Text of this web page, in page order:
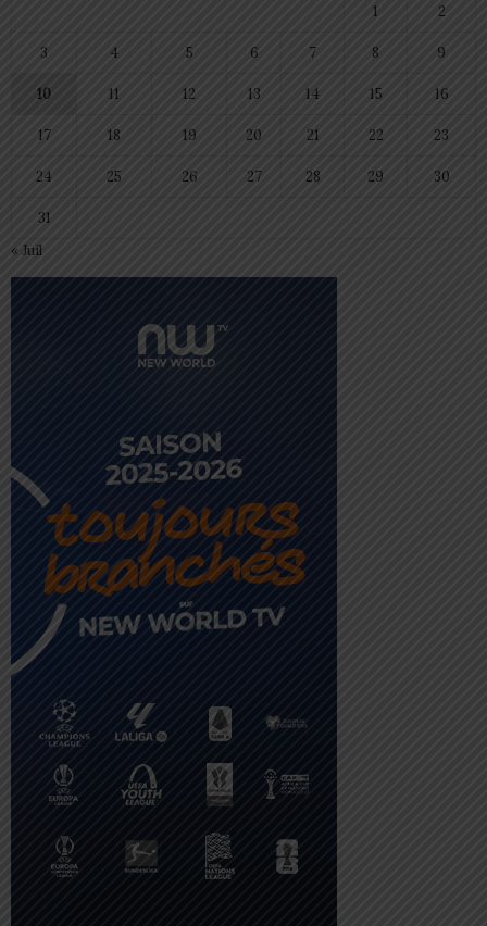
1 2
3 4 5 6 7 8 9
10 11 12 13 14 15 16
17 18 19 20 21 22 23
24 25 26 27 28 29 30
31
« Juil